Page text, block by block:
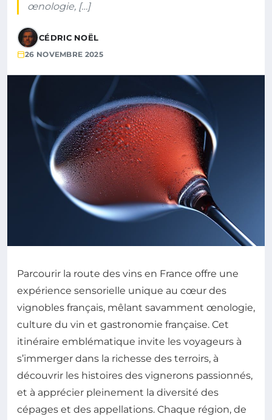
œnologie, […]
CÉDRIC NOËL
26 NOVEMBRE 2025
Parcourir la route des vins en France offre une
expérience sensorielle unique au cœur des
vignobles français, mêlant savamment œnologie,
culture du vin et gastronomie française. Cet
itinéraire emblématique invite les voyageurs à
s’immerger dans la richesse des terroirs, à
découvrir les histoires des vignerons passionnés,
et à apprécier pleinement la diversité des
cépages et des appellations. Chaque région, de